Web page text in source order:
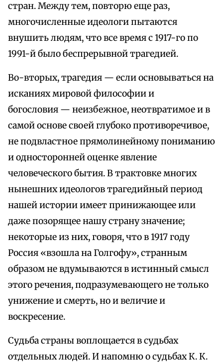
стран. Между тем, повторю еще раз,
многочисленные идеологи пытаются
внушить людям, что все время с 1917-го по
1991-й было беспрерывной трагедией.
Во-вторых, трагедия — если основываться на
исканиях мировой философии и
богословия — неизбежное, неотвратимое и в
самой основе своей глубоко противоречивое,
не подвластное прямолинейному пониманию
и односторонней оценке явление
человеческого бытия. В трактовке многих
нынешних идеологов трагедийный период
нашей истории имеет принижающее или
даже позорящее нашу страну значение;
некоторые из них, говоря, что в 1917 году
Россия «взошла на Голгофу», странным
образом не вдумываются в истинный смысл
этого речения, подразумевающего не только
унижение и смерть, но и величие и
воскресение.
Судьба страны воплощается в судьбах
отдельных людей. И напомню о судьбах К. К.